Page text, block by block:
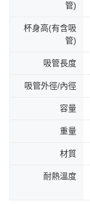
管)
杯身高(有含吸
管)
吸管長度
吸管外徑/內徑
容量
重量
材質
耐熱溫度